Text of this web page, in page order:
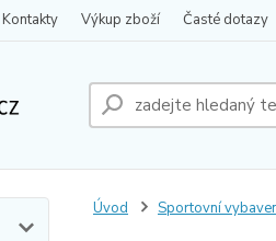
Kontakty Výkup zboží Časté dotazy
Úvod Sportovní